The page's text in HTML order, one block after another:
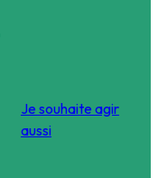
Je souhaite agir
aussi